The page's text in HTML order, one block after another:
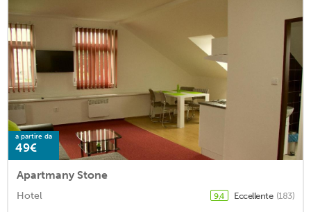
a partire da
49€
Apartmany Stone
Hotel 9,4 Eccellente (183)